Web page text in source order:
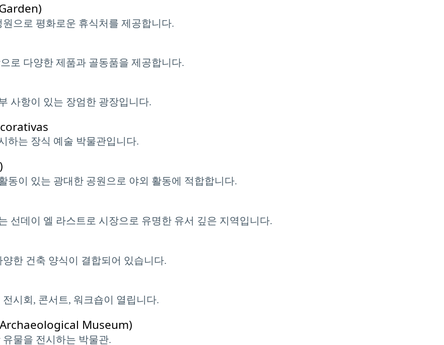
으로 평화로운 휴식처를 제공합니다.
로 다양한 제품과 골동품을 제공합니다.
사항이 있는 장엄한 광장입니다.
하는 장식 예술 박물관입니다.
동이 있는 광대한 공원으로 야외 활동에 적합합니다.
선데이 엘 라스트로 시장으로 유명한 유서 깊은 지역입니다.
한 건축 양식이 결합되어 있습니다.
시회, 콘서트, 워크숍이 열립니다.
Museum)
물을 전시하는 박물관.